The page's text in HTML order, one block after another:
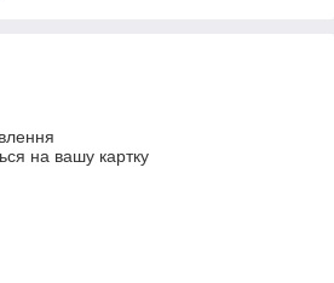
на вашу картку